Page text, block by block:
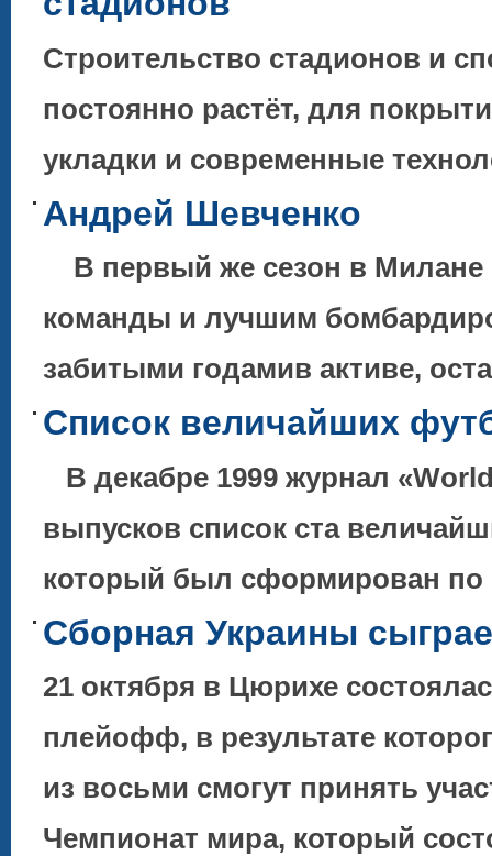
Строительство стадионов и
постоянно растёт, для
укладки и современные
Андрей Шевченко
В первый же сезон в Милане
команды и лучшим
забитыми годамив активе,
Список величайших
В декабре 1999 журнал
выпусков список ста
который был сформирован по
Сборная Украины
21 октября в Цюрихе
плейофф, в результате
из восьми смогут принять
Чемпионат мира, который